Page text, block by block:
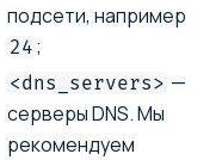
подсети, например
24 ;
<dns_servers> —
серверы DNS. Мы
рекомендуем